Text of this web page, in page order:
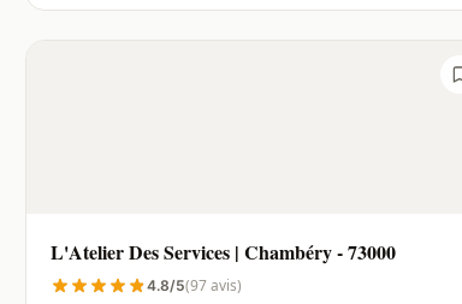
L'Atelier Des Services | Chambéry - 73000
4.8/5(97 avis)